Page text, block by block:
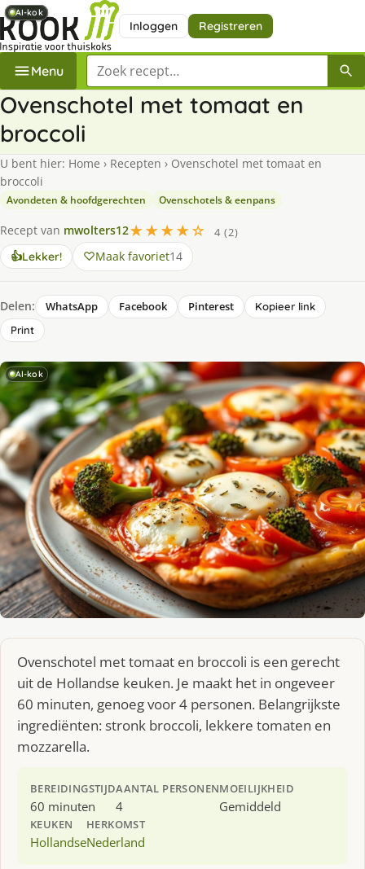
Inloggen Registreren
Menu Zoek een recept
Ovenschotel met tomaat en
broccoli
U bent hier: Home › Recepten › Ovenschotel met tomaat en
broccoli
Avondeten & hoofdgerechten Ovenschotels & eenpans
Recept van mwolters12★★★★☆
4 (2)
👍Lekker! Maak favoriet14
Delen: WhatsApp Facebook Pinterest
Kopieer link
Print
AI-kok
Ovenschotel met tomaat en broccoli is een gerecht
uit de Hollandse keuken. Je maakt het in ongeveer
60 minuten, genoeg voor 4 personen. Belangrijkste
ingrediënten: stronk broccoli, lekkere tomaten en
mozzarella.
BEREIDINGSTIJD
60 minuten
AANTAL PERSONEN
4
MOEILIJKHEID
Gemiddeld
KEUKEN
Hollandse
HERKOMST
Nederland
AI-kok
AI-kok
AI-kok
AI-kok